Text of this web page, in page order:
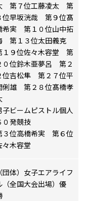
第７位工藤凌太 第
位早坂洸哉 第９位髙
希実 第１０位山中拓
第１３位太田義克
１９位佐々木容堂 第
０位鈴木亜夢呂 第２
位吉松隼 第２７位平
俐雄 第２８位髙橋孝
子ビームピストル個人
０発競技
３位高橋希実 第６位
々木容堂
（団体）女子エアライフ
（全国大会出場）優